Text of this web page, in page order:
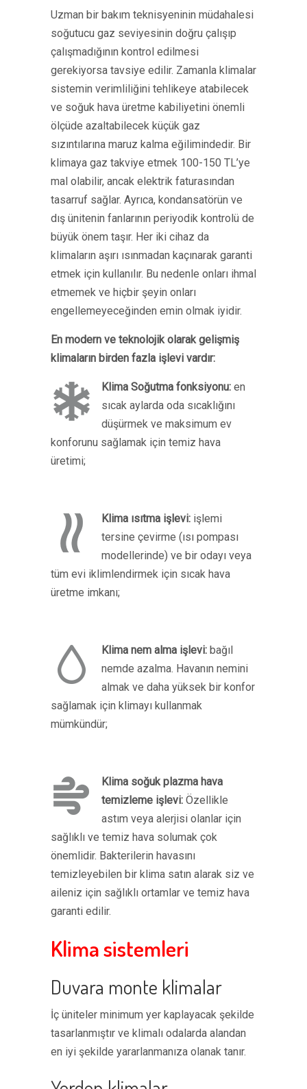
Uzman bir bakım teknisyeninin müdahalesi
soğutucu gaz seviyesinin doğru çalışıp
çalışmadığının kontrol edilmesi
gerekiyorsa tavsiye edilir. Zamanla klimalar
sistemin verimliliğini tehlikeye atabilecek
ve soğuk hava üretme kabiliyetini önemli
ölçüde azaltabilecek küçük gaz
sızıntılarına maruz kalma eğilimindedir. Bir
klimaya gaz takviye etmek 100-150 TL’ye
mal olabilir, ancak elektrik faturasından
tasarruf sağlar. Ayrıca, kondansatörün ve
dış ünitenin fanlarının periyodik kontrolü de
büyük önem taşır. Her iki cihaz da
klimaların aşırı ısınmadan kaçınarak garanti
etmek için kullanılır. Bu nedenle onları ihmal
etmemek ve hiçbir şeyin onları
engellemeyeceğinden emin olmak iyidir.
En modern ve teknolojik olarak gelişmiş
klimaların birden fazla işlevi vardır:
Klima Soğutma fonksiyonu: en
sıcak aylarda oda sıcaklığını
düşürmek ve maksimum ev
konforunu sağlamak için temiz hava
üretimi;
Klima ısıtma işlevi: işlemi
tersine çevirme (ısı pompası
modellerinde) ve bir odayı veya
tüm evi iklimlendirmek için sıcak hava
üretme imkanı;
Klima nem alma işlevi: bağıl
nemde azalma. Havanın nemini
almak ve daha yüksek bir konfor
sağlamak için klimayı kullanmak
mümkündür;
Klima soğuk plazma hava
temizleme işlevi: Özellikle
astım veya alerjisi olanlar için
sağlıklı ve temiz hava solumak çok
önemlidir. Bakterilerin havasını
temizleyebilen bir klima satın alarak siz ve
aileniz için sağlıklı ortamlar ve temiz hava
garanti edilir.
Klima sistemleri
Duvara monte klimalar
İç üniteler minimum yer kaplayacak şekilde
tasarlanmıştır ve klimalı odalarda alandan
en iyi şekilde yararlanmanıza olanak tanır.